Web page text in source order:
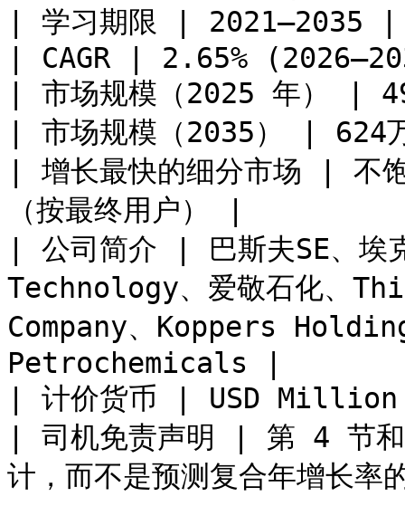
| 学习期限 | 2021–2035 |
| CAGR | 2.65%
| 市场规模（2025 年） |
| 市场规模（2035） | 624
| 增长最快的细分市场 | 不
（按最终用户） |
| 公司简介 | 巴斯夫SE、埃
Technology、爱敬石化、
Company、Koppers
Petrochemicals |
| 计价货币 | USD
| 司机免责声明 | 第 4 节和
计，而不是预测复合年增长